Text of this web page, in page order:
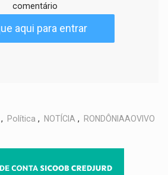
comentário
aqui para entrar
, Política , NOTÍCIA , RONDÔNIAAOVIVO